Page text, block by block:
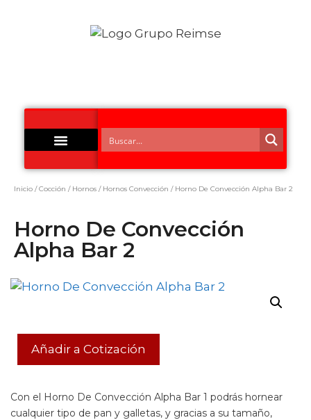
Inicio /Cocción / Hornos / Hornos Convección / Horno De Convección Alpha Bar 2
Horno De Convección
Alpha Bar 2
Añadir a Cotización
Con el Horno De Convección Alpha Bar 1 podrás hornear
cualquier tipo de pan y galletas, y gracias a su tamaño,